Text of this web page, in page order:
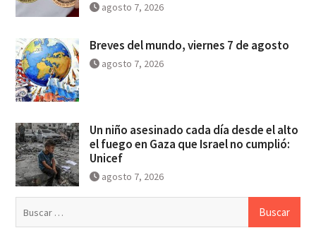
agosto 7, 2026
Breves del mundo, viernes 7 de agosto
agosto 7, 2026
Un niño asesinado cada día desde el alto
el fuego en Gaza que Israel no cumplió:
Unicef
agosto 7, 2026